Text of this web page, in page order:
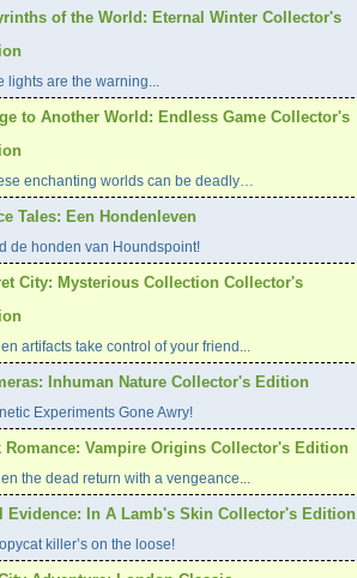
of the World: Eternal Winter Collector's
lights are the warning...
to Another World: Endless Game Collector's
enchanting worlds can be deadly…
Tales: Een Hondenleven
de honden van Houndspoint!
City: Mysterious Collection Collector's
artifacts take control of your friend...
Inhuman Nature Collector's Edition
Experiments Gone Awry!
Romance: Vampire Origins Collector's Edition
the dead return with a vengeance...
Evidence: In A Lamb's Skin Collector's Edition
killer’s on the loose!